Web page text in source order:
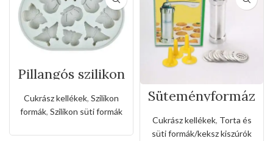
Pillangós szilikon
forma
Cukrász kellékek, Szilikon
formák, Szilikon süti formák
Süteményformáz
ó készlet
Cukrász kellékek, Torta és
süti formák/keksz kiszúrók